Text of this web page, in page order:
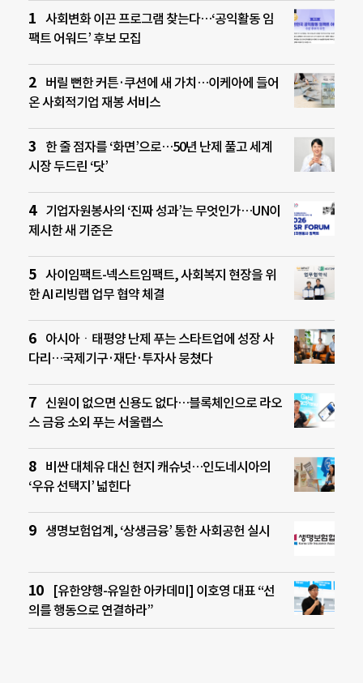
사회변화 이끈 프로그램 찾는다…‘공익활동 임
팩트 어워드’ 후보 모집
버릴 뻔한 커튼·쿠션에 새 가치…이케아에 들어
온 사회적기업 재봉 서비스
한 줄 점자를 ‘화면’으로…50년 난제 풀고 세계
시장 두드린 ‘닷’
기업자원봉사의 ‘진짜 성과’는 무엇인가…UN이
제시한 새 기준은
사이임팩트-넥스트임팩트, 사회복지 현장을 위
한 AI 리빙랩 업무 협약 체결
아시아ㆍ태평양 난제 푸는 스타트업에 성장 사
다리…국제기구·재단·투자사 뭉쳤다
신원이 없으면 신용도 없다…블록체인으로 라오
스 금융 소외 푸는 서울랩스
비싼 대체유 대신 현지 캐슈넛…인도네시아의
‘우유 선택지’ 넓힌다
생명보험업계, ‘상생금융’ 통한 사회공헌 실시
[유한양행-유일한 아카데미] 이호영 대표 “선
의를 행동으로 연결하라”